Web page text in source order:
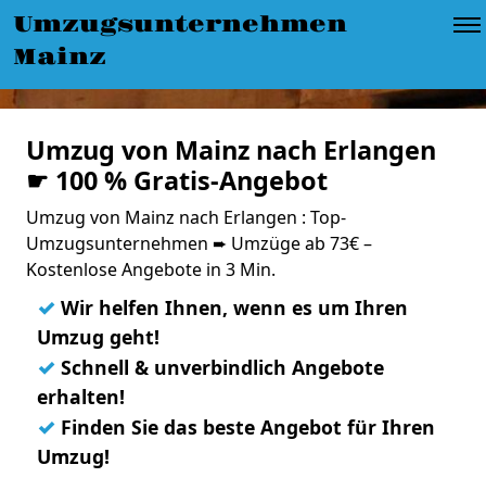
Umzugsunternehmen
Mainz
Umzug von Mainz nach Erlangen
☛ 100 % Gratis-Angebot
Umzug von Mainz nach Erlangen : Top-
Umzugsunternehmen ➨ Umzüge ab 73€ –
Kostenlose Angebote in 3 Min.
✓ Wir helfen Ihnen, wenn es um Ihren
Umzug geht!
✓ Schnell & unverbindlich Angebote
erhalten!
✓ Finden Sie das beste Angebot für Ihren
Umzug!